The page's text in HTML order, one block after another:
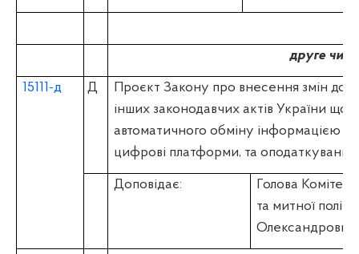
друге
15111-д Д
Проєкт Закону про внесення змін до
інших законодавчих актів України
автоматичного обміну інформацією
цифрові платформи, та оподаткування
Доповідає:
Голова
та митної
Олександрович